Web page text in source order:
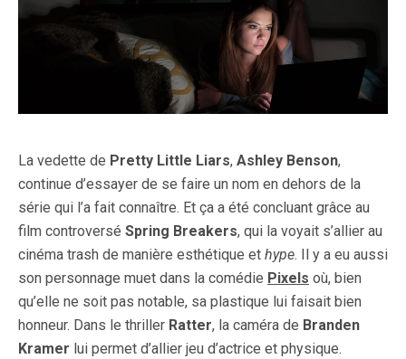
La vedette de Pretty Little Liars, Ashley Benson,
continue d’essayer de se faire un nom en dehors de la
série qui l’a fait connaître. Et ça a été concluant grâce au
film controversé Spring Breakers, qui la voyait s’allier au
cinéma trash de manière esthétique et hype. Il y a eu aussi
son personnage muet dans la comédie Pixels où, bien
qu’elle ne soit pas notable, sa plastique lui faisait bien
honneur. Dans le thriller Ratter, la caméra de Branden
Kramer lui permet d’allier jeu d’actrice et physique.